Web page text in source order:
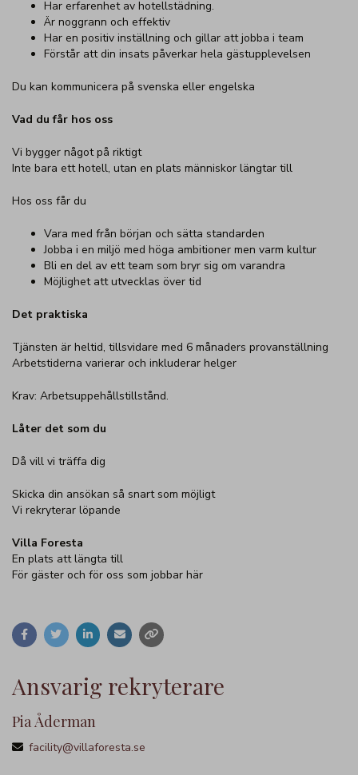
Har erfarenhet av hotellstädning.
Är noggrann och effektiv
Har en positiv inställning och gillar att jobba i team
Förstår att din insats påverkar hela gästupplevelsen
Du kan kommunicera på svenska eller engelska
Vad du får hos oss
Vi bygger något på riktigt
Inte bara ett hotell, utan en plats människor längtar till
Hos oss får du
Vara med från början och sätta standarden
Jobba i en miljö med höga ambitioner men varm kultur
Bli en del av ett team som bryr sig om varandra
Möjlighet att utvecklas över tid
Det praktiska
Tjänsten är heltid, tillsvidare med 6 månaders provanställning
Arbetstiderna varierar och inkluderar helger
Krav: Arbetsuppehållstillstånd.
Låter det som du
Då vill vi träffa dig
Skicka din ansökan så snart som möjligt
Vi rekryterar löpande
Villa Foresta
En plats att längta till
För gäster och för oss som jobbar här
Ansvarig rekryterare
Pia Åderman
facility@villaforesta.se